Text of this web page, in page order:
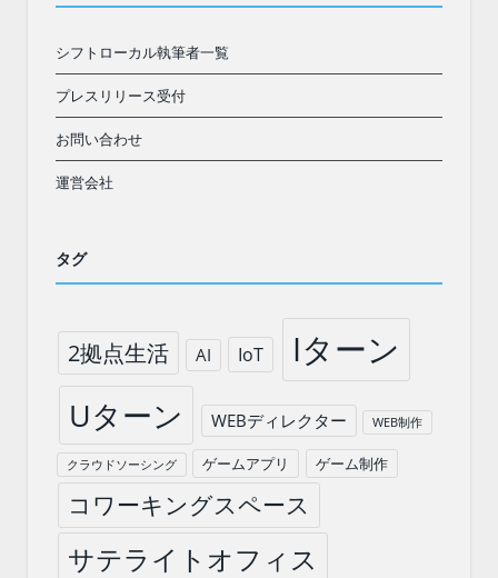
シフトローカル執筆者一覧
プレスリリース受付
お問い合わせ
運営会社
タグ
2拠点生活 AI IoT Iターン
Uターン WEBディレクター WEB制作
クラウドソーシング ゲームアプリ ゲーム制作
コワーキングスペース
サテライトオフィス